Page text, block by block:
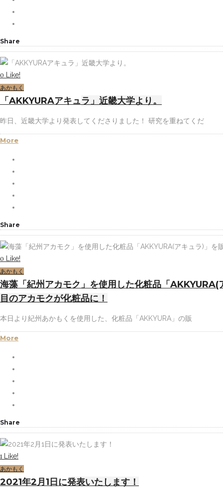
Share
0 Like!
あかもく
「AKKYURAアキュラ」近畿大学より。
昨日、近畿大学より発表してくださりました！ 研究を重ねてくだ
More
Share
0 Like!
あかもく
海藻「紀州アカモク」を使用した化粧品「
目のアカモクが化粧品に！
本日より紀州あかもくを使用した、化粧品「AKKYURA」の販
More
Share
1 Like!
あかもく
2021年2月1日に発表いたします！